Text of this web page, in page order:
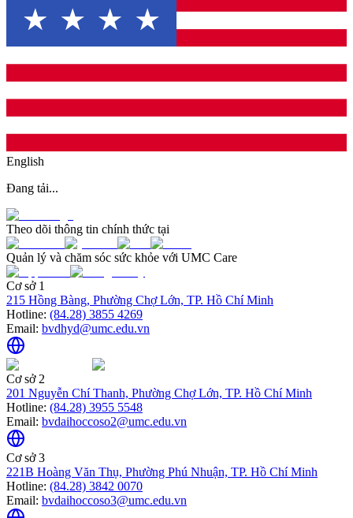
English
Đang tải...
Theo dõi thông tin chính thức tại
Quản lý và chăm sóc sức khỏe với UMC Care
Cơ sở 1
215 Hồng Bàng, Phường Chợ Lớn, TP. Hồ Chí Minh
Hotline: (84.28) 3855 4269
Email: bvdhyd@umc.edu.vn
Cơ sở 2
201 Nguyễn Chí Thanh, Phường Chợ Lớn, TP. Hồ Chí Minh
Hotline: (84.28) 3955 5548
Email: bvdaihoccoso2@umc.edu.vn
Cơ sở 3
221B Hoàng Văn Thụ, Phường Phú Nhuận, TP. Hồ Chí Minh
Hotline: (84.28) 3842 0070
Email: bvdaihoccoso3@umc.edu.vn